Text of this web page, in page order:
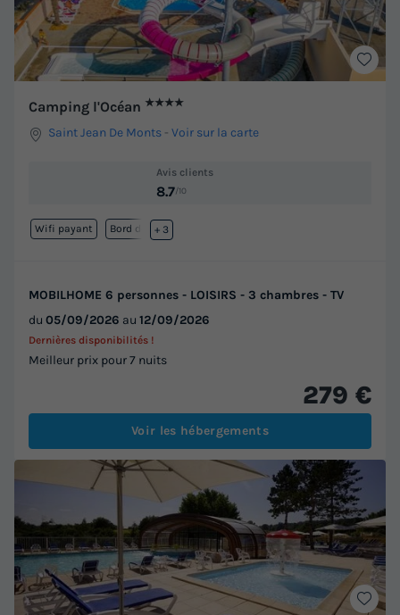
Camping l'Océan ★★★★
Saint Jean De Monts -Voir sur la carte
Avis clients
8.7/10
Wifi payant Bord de mer
+ 3
MOBILHOME 6 personnes - LOISIRS - 3 chambres - TV
du 05/09/2026 au 12/09/2026
Meilleur prix pour 7 nuits
Dernières disponibilités !
279 €
Voir les hébergements